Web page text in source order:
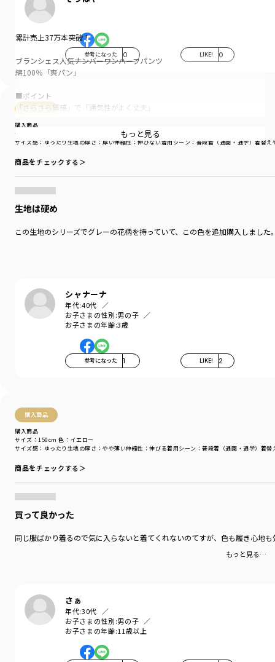
参考になった 0 LIKE! 0
購入商品
購入商品
サイズ感 ：ゆったり 生地の厚さ ：厚い伸縮性 ：伸びない着用シーン ：普段着（通園・通学）着替え
サイズ：100cm
商品をチェックする＞
生地は硬め
この生地のシリーズでグレーの花柄を持っていて、この色を追加購入しまし
シャナーナ
年代:40代
お子さまの性別:男の子
お子さまの年齢:3歳
参考になった 1 LIKE! 2
購入商品
購入商品
サイズ感 ：ゆったり 生地の厚さ ：やや薄い伸縮性 ：伸びる着用シーン ：普段着（通園・通学） 着替
サイズ：150cm 色：イエロー
商品をチェックする＞
買って良かった
同じ服ばかり着るので気に入らないと着てくれないのてすが、色も履き心地
もっと見る…
さぁ
年代:30代
お子さまの性別:男の子
お子さまの年齢:11歳以上
累計売上37万本突破！
ブランシェス人気ナンバーワンハーフパンツ
綿100％「爽パン」
■ポイント
「さらさら質感」で「通気性がよく丈夫」
「爽パン」!
繰り返しのお洗濯や元気なキッズの動きに耐える
しっかりと丈夫な太い糸を使用した「パナマ織り」。
柔らかでお肌にやさしい「綿100％素材」で
しないので活発な子でもたくさん着用していただけます。
※店頭での販売は3月からとなります。
※160センチはWEB限定販売のサイズです。
店舗ではお取り扱いしておりません。
着用イメージ/カラー：イエロー
モデル：身長109.0cm 体重18.0kg
サイズ：サイズ110
シーズン
／ アウトレット
カテゴリ
／ボトムス>ショートパンツ・ハーフパンツ
カラー
商品番号
／11-4131-382
もっと見る